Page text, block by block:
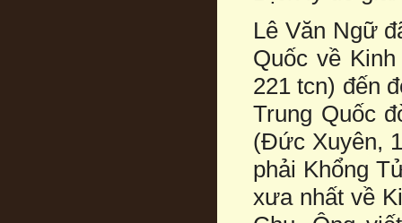
Lê Văn Ngữ
Quốc về
221 tcn) đến
Trung Quốc
(Đức Xuyên,
phải Khổng
xưa nhất về